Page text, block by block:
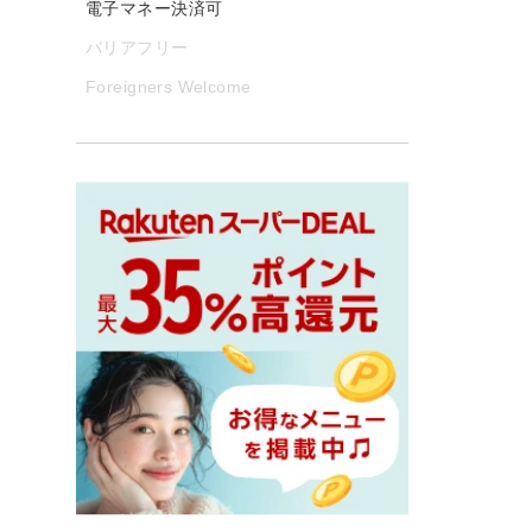
電子マネー決済可
バリアフリー
Foreigners Welcome